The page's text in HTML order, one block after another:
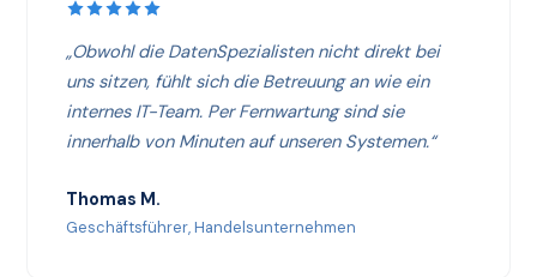
„Obwohl die DatenSpezialisten nicht direkt bei
uns sitzen, fühlt sich die Betreuung an wie ein
internes IT-Team. Per Fernwartung sind sie
innerhalb von Minuten auf unseren Systemen.“
Thomas M.
Geschäftsführer, Handelsunternehmen